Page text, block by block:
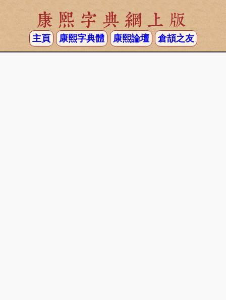
康熙字典網上版
主頁 康熙字典體 康熙論壇 倉頡之友